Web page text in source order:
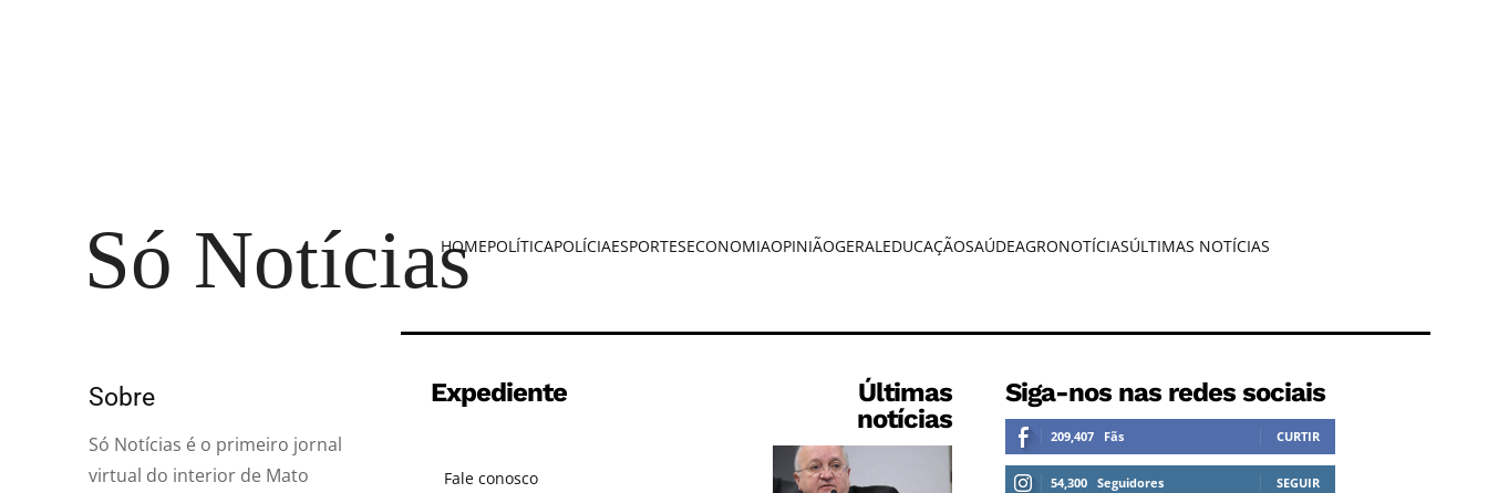
Só Notícias
HOMEPOLÍTICAPOLÍCIAESPORTESECONOMIAOPINIÃOGERALEDUCAÇÃOSAÚDEAGRONOTÍCIASÚLTIMAS NOTÍCIAS
Sobre
Só Notícias é o primeiro jornal
virtual do interior de Mato
Expediente
Fale conosco
Últimas
notícias
Siga-nos nas redes sociais
209,407 Fãs CURTIR
54,300 Seguidores SEGUIR